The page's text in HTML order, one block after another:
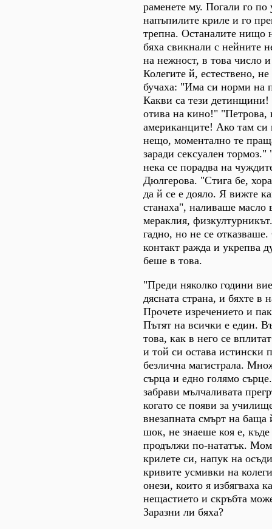
раменете му. Погали го по
напъпилите криле и го
трепна. Останалите нищо
бяха свикнали с нейните
на нежност, в това число
Колегите й, естествено,
бучаха: "Има си норми на
Какви са тези детинщини!
отива на кино!" "Петрова,
американците! Ако там
нещо, моментално те
заради сексуален
нека се порадва на
Дюлгерова. "Стига бе,
да й се е дояло. Я вижте
станаха", наливаше масло
мераклия,
гадно, но не се
контакт ражда и укрепва
беше в това.
"Преди няколко години
дясната страна, и бяхте в
Прочете изречението и
Пътят на всички е един.
това, как в него се
и той си остава истински
безлична магистрала.
сърца и едно голямо
забрави мълчаливата
когато се появи за
внезапната смърт на
шок, не знаеше коя е,
продължи по-нататък.
крилете си, напук на
кривите усмивки на
онези, които я избягваха
нещастието и скръбта
Заразни ли бяха?